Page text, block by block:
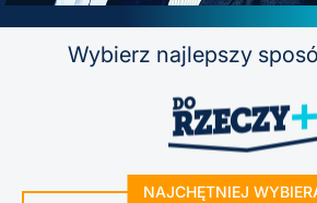
Wybierz najlepszy
NAJCHĘTNIEJ